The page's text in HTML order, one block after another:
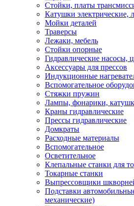
Стойки, платы
Катушки электрические,
Мойки деталей
Траверсы
Лежаки, мебель
Стойки опорные
Гидравлические насосы,
Аксессуары для прессов
Индукционные
Вспомогательное
Стяжки пружин
Лампы, фонарики,
Краны гидравлические
Прессы гидравлические
Домкраты
Расходные материалы
Вспомогательное
Осветительное
Клепальные станки для
Токарные станки
Выпрессовщики
Подставки
механические)